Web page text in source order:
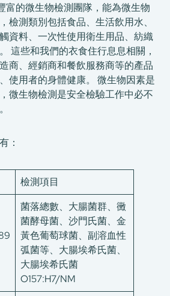
富的微生物檢測團隊，能為微生物
檢測類別包括食品、生活飲用水、
資料、一次性使用衛生用品、紡織
這些和我們的衣食住行息息相關，
商、經銷商和餐飲服務商等的產品
使用者的身體健康。 微生物因素是
微生物檢測是安全檢驗工作中必不
：
檢測項目
菌落總數、大腸菌群、黴
菌酵母菌、沙門氏菌、金
黃色葡萄球菌、副溶血性
弧菌等、大腸埃希氏菌、
大腸埃希氏菌
O157:H7/NM